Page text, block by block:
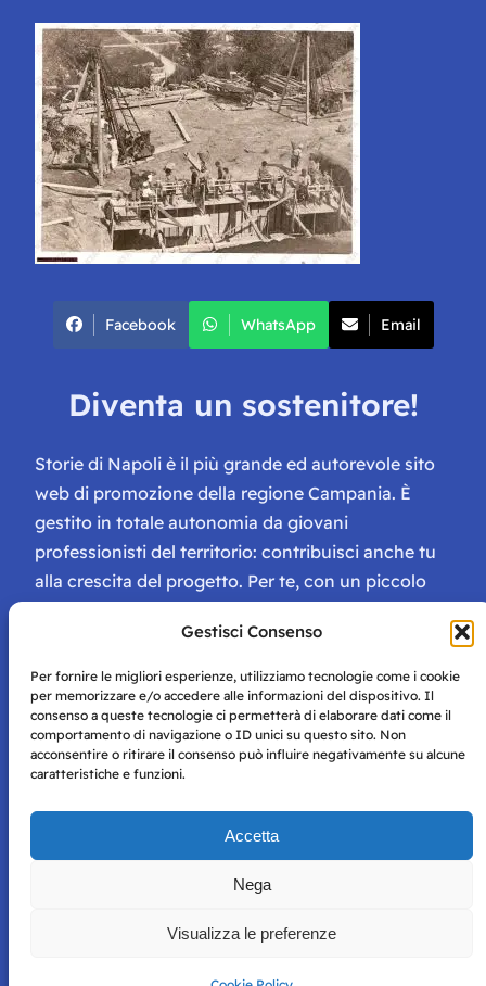
Gestisci Consenso
Per fornire le migliori esperienze, utilizziamo tecnologie come i cookie
per memorizzare e/o accedere alle informazioni del dispositivo. Il
consenso a queste tecnologie ci permetterà di elaborare dati come il
comportamento di navigazione o ID unici su questo sito. Non
acconsentire o ritirare il consenso può influire negativamente su alcune
caratteristiche e funzioni.
Accetta
Nega
Visualizza le preferenze
Facebook WhatsApp Email
Diventa un sostenitore!
Storie di Napoli è il più grande ed autorevole sito
web di promozione della regione Campania. È
gestito in totale autonomia da giovani
professionisti del territorio: contribuisci anche tu
alla crescita del progetto. Per te, con un piccolo
tessera di Storie Campane, libri e magazine gratis
e inviti ad eventi esclusivi!
Storie di Napoli è una testata registrata presso il tribunale di
per mero scopo didattico e informativo.
perseguito secondo i termini di legge. Si nega l’utilizzo delle